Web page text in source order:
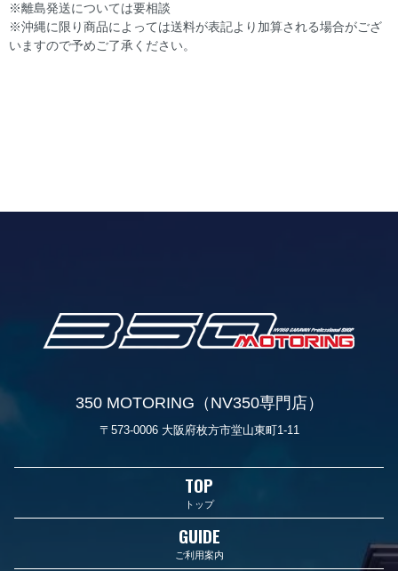
※離島発送については要相談
※沖縄に限り商品によっては送料が表記より加算される場合がござ
いますので予めご了承ください。
350 MOTORING（NV350専門店）
〒573-0006 大阪府枚方市堂山東町1-11
TOP
トップ
GUIDE
ご利用案内